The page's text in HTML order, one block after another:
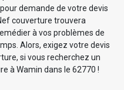
demande de votre devis
couverture trouvera
à vos problèmes de
Alors, exigez votre devis
si vous recherchez un
à Wamin dans le 62770 !